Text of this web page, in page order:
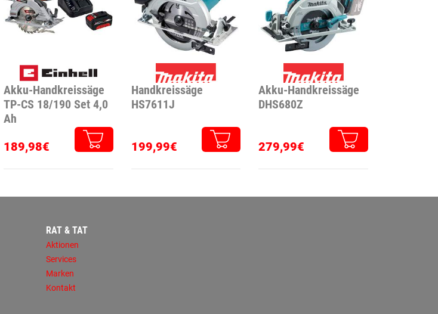
Akku-Handkreissäge
TP-CS 18/190 Set 4,0
Ah
189,98€
Handkreissäge
HS7611J
199,99€
Akku-Handkreissäge
DHS680Z
279,99€
RAT & TAT
Aktionen
Services
Marken
Kontakt